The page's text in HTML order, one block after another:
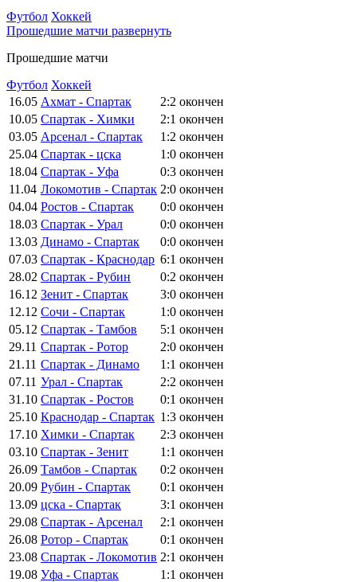
Футбол Хоккей
Прошедшие матчи развернуть
Прошедшие матчи
Футбол Хоккей
16.05 Ахмат - Спартак 2:2 окончен
10.05 Спартак - Химки 2:1 окончен
03.05 Арсенал - Спартак 1:2 окончен
25.04 Спартак - цска 1:0 окончен
18.04 Спартак - Уфа 0:3 окончен
11.04 Локомотив - Спартак 2:0 окончен
04.04 Ростов - Спартак 0:0 окончен
18.03 Спартак - Урал 0:0 окончен
13.03 Динамо - Спартак 0:0 окончен
07.03 Спартак - Краснодар 6:1 окончен
28.02 Спартак - Рубин 0:2 окончен
16.12 Зенит - Спартак 3:0 окончен
12.12 Сочи - Спартак 1:0 окончен
05.12 Спартак - Тамбов 5:1 окончен
29.11 Спартак - Ротор 2:0 окончен
21.11 Спартак - Динамо 1:1 окончен
07.11 Урал - Спартак 2:2 окончен
31.10 Спартак - Ростов 0:1 окончен
25.10 Краснодар - Спартак 1:3 окончен
17.10 Химки - Спартак 2:3 окончен
03.10 Спартак - Зенит 1:1 окончен
26.09 Тамбов - Спартак 0:2 окончен
20.09 Рубин - Спартак 0:1 окончен
13.09 цска - Спартак 3:1 окончен
29.08 Спартак - Арсенал 2:1 окончен
26.08 Ротор - Спартак 0:1 окончен
23.08 Спартак - Локомотив 2:1 окончен
19.08 Уфа - Спартак 1:1 окончен